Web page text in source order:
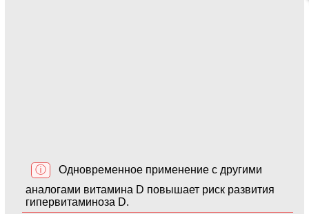
ⓘ
Одновременное применение с другими
аналогами витамина D повышает риск развития
гипервитаминоза D.